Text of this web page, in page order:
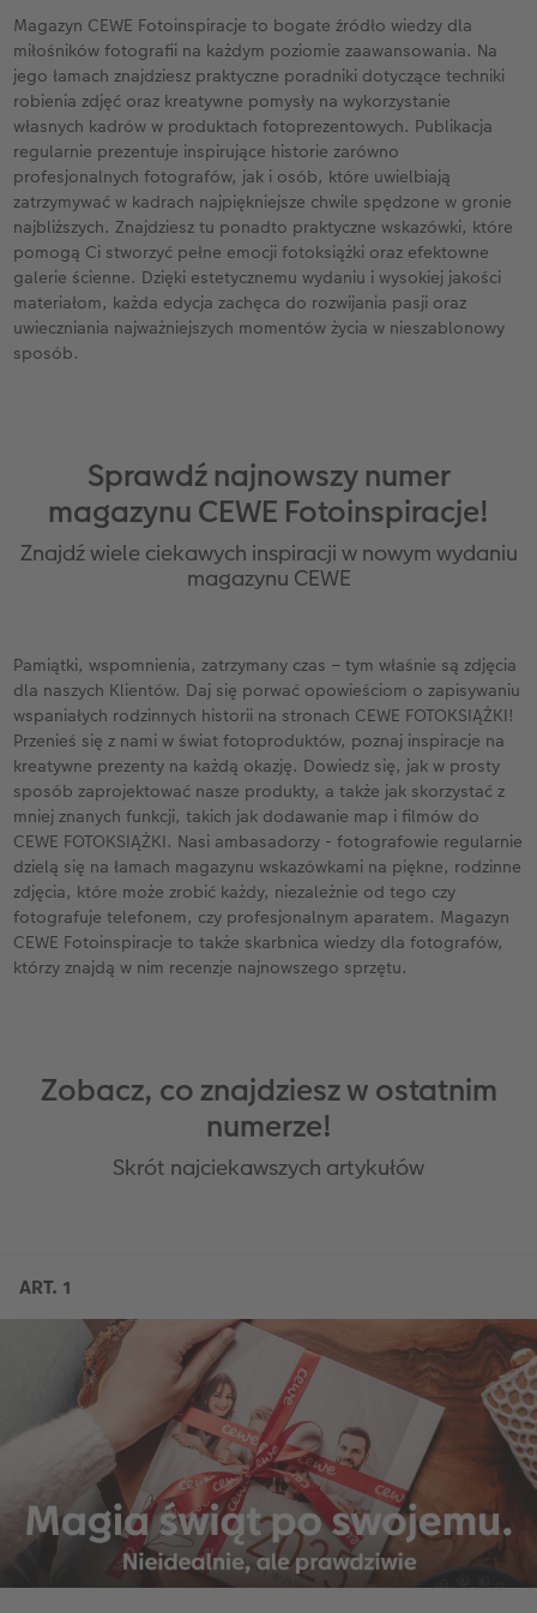
A5* pozioma
XXL pionowa
XXL pozioma
Format Kids
Fotoksiążka ślubna
Na roczek dziecka
Fotoksiążka kucharska
Przykłady klientów
Zdjęcia natychmiastowe
Zdjęcia kreatywne
Zdjęcia do dokumentów
Fotozestawy
Usługi analogowe
Paski ze zdjęciami
Zdjęcia eko
Dodatki do zdjęć
Gry i zabawki
Etui ze zdjęciem
Dla miłośników zwierząt
Artykuły szkolne
Fotopanel
Fotoobraz wieloczęściowy
hexxas
Gallery Print
Fotoobraz na piance ze zdjęciem retro XXL
Kalendarz dla mamy
Kalendarz dla niej
Kalendarz dla niego
Kalendarz dla brata
Kalendarz dla dziadka
Terminarz dla dwojga
Terminarz kuchenny
Terminarz ścienny roczny
Gwarancja satysfakcji
Kronika roczna
Wyprawka szkolna
Magazyn CEWE Fotoinspiracje
Konkursy fotograficzne CEWE
Konkurs CEWE Photo Award 2027
Magazyn CEWE Fotoinspiracje to bogate źródło wiedzy dla
miłośników fotografii na każdym poziomie zaawansowania. Na
jego łamach znajdziesz praktyczne poradniki dotyczące techniki
robienia zdjęć oraz kreatywne pomysły na wykorzystanie
własnych kadrów w produktach fotoprezentowych. Publikacja
regularnie prezentuje inspirujące historie zarówno
profesjonalnych fotografów, jak i osób, które uwielbiają
zatrzymywać w kadrach najpiękniejsze chwile spędzone w gronie
najbliższych. Znajdziesz tu ponadto praktyczne wskazówki, które
pomogą Ci stworzyć pełne emocji fotoksiążki oraz efektowne
galerie ścienne. Dzięki estetycznemu wydaniu i wysokiej jakości
materiałom, każda edycja zachęca do rozwijania pasji oraz
uwieczniania najważniejszych momentów życia w nieszablonowy
sposób.
Sprawdź najnowszy numer
magazynu CEWE Fotoinspiracje!
Znajdź wiele ciekawych inspiracji w nowym wydaniu
magazynu CEWE
Pamiątki, wspomnienia, zatrzymany czas – tym właśnie są zdjęcia
dla naszych Klientów. Daj się porwać opowieściom o zapisywaniu
wspaniałych rodzinnych historii na stronach CEWE FOTOKSIĄŻKI!
Przenieś się z nami w świat fotoproduktów, poznaj inspiracje na
kreatywne prezenty na każdą okazję. Dowiedz się, jak w prosty
sposób zaprojektować nasze produkty, a także jak skorzystać z
mniej znanych funkcji, takich jak dodawanie map i filmów do
CEWE FOTOKSIĄŻKI. Nasi ambasadorzy - fotografowie regularnie
dzielą się na łamach magazynu wskazówkami na piękne, rodzinne
zdjęcia, które może zrobić każdy, niezależnie od tego czy
fotografuje telefonem, czy profesjonalnym aparatem. Magazyn
CEWE Fotoinspiracje to także skarbnica wiedzy dla fotografów,
którzy znajdą w nim recenzje najnowszego sprzętu.
Zobacz, co znajdziesz w ostatnim
numerze!
Skrót najciekawszych artykułów